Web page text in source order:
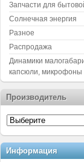
Запчасти для
Солнечная энергия
Разное
Распродажа
Динамики
капсюли, микрофоны
Производитель
Информация